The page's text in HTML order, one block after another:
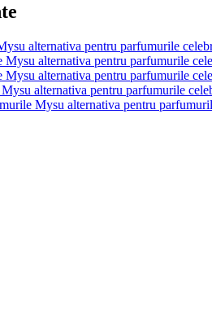
alternativa pentru parfumurile
Mysu alternativa pentru parfumurile
Mysu alternativa pentru parfumurile
alternativa pentru parfumurile
Mysu alternativa pentru